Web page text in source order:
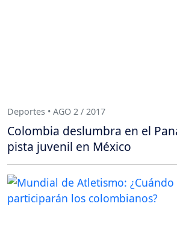
Deportes • AGO 2 / 2017
Colombia deslumbra en el
pista juvenil en México